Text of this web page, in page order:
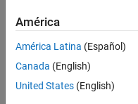
Senior
Development
Applications
Engineer
América
América Latina (Español)
Canada (English)
United States (English)